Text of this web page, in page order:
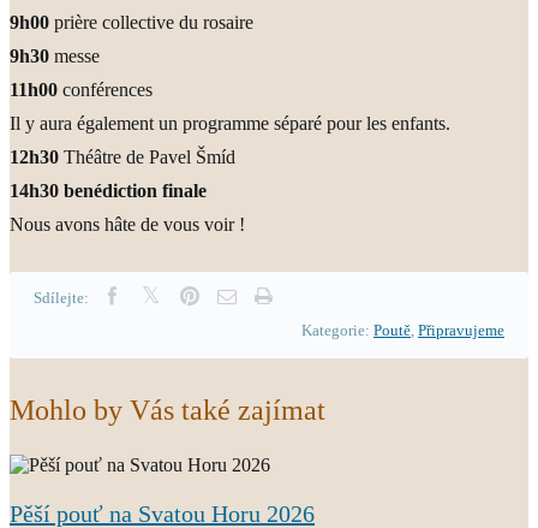
9h00 prière collective du rosaire
9h30 messe
11h00 conférences
Il y aura également un programme séparé pour les enfants.
12h30 Théâtre de Pavel Šmíd
14h30 benédiction finale
Nous avons hâte de vous voir !
Sdílejte:
Kategorie: Poutě, Připravujeme
Mohlo by Vás také zajímat
Pěší pouť na Svatou Horu 2026